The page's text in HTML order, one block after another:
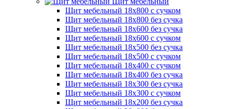
Щит мебельный 18х800 с сучком
Щит мебельный 18х800 без сучка
Щит мебельный 18х600 без сучка
Щит мебельный 18х600 с сучком
Щит мебельный 18х500 без сучка
Щит мебельный 18х500 с сучком
Щит мебельный 18х400 с сучком
Щит мебельный 18х400 без сучка
Щит мебельный 18х300 без сучка
Щит мебельный 18х300 с сучком
Щит мебельный 18х200 без сучка